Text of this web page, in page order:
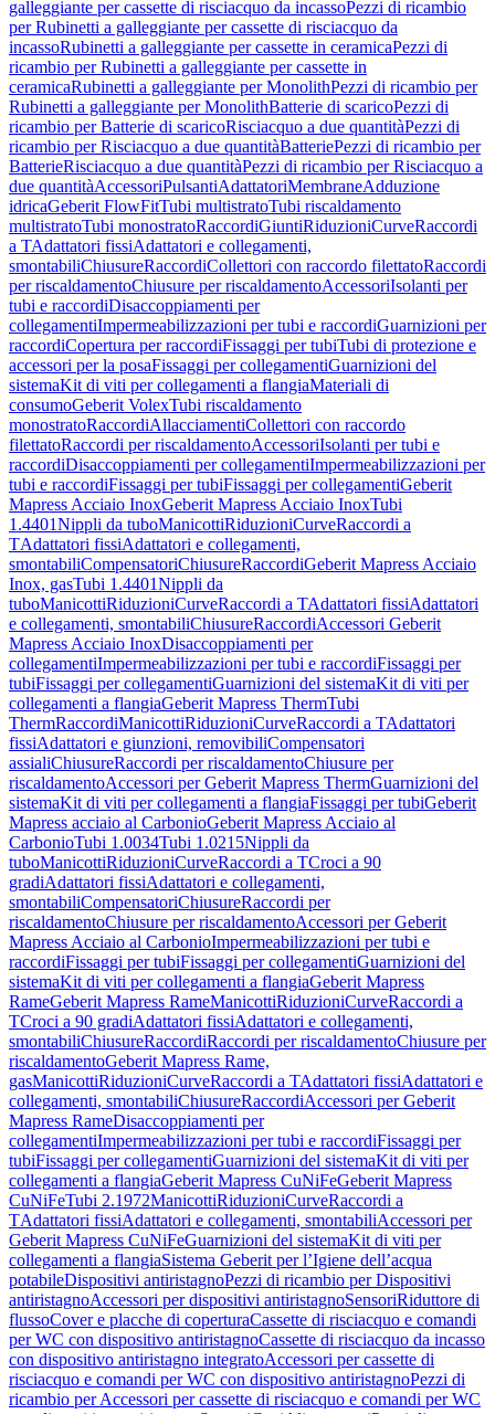
galleggiante per cassette di risciacquo da incassoPezzi di ricambio
per Rubinetti a galleggiante per cassette di risciacquo da
incassoRubinetti a galleggiante per cassette in ceramicaPezzi di
ricambio per Rubinetti a galleggiante per cassette in
ceramicaRubinetti a galleggiante per MonolithPezzi di ricambio per
Rubinetti a galleggiante per MonolithBatterie di scaricoPezzi di
ricambio per Batterie di scaricoRisciacquo a due quantitàPezzi di
ricambio per Risciacquo a due quantitàBatteriePezzi di ricambio per
BatterieRisciacquo a due quantitàPezzi di ricambio per Risciacquo a
due quantitàAccessoriPulsantiAdattatoriMembraneAdduzione
idricaGeberit FlowFitTubi multistratoTubi riscaldamento
multistratoTubi monostratoRaccordiGiuntiRiduzioniCurveRaccordi
a TAdattatori fissiAdattatori e collegamenti,
smontabiliChiusureRaccordiCollettori con raccordo filettatoRaccordi
per riscaldamentoChiusure per riscaldamentoAccessoriIsolanti per
tubi e raccordiDisaccoppiamenti per
collegamentiImpermeabilizzazioni per tubi e raccordiGuarnizioni per
raccordiCopertura per raccordiFissaggi per tubiTubi di protezione e
accessori per la posaFissaggi per collegamentiGuarnizioni del
sistemaKit di viti per collegamenti a flangiaMateriali di
consumoGeberit VolexTubi riscaldamento
monostratoRaccordiAllacciamentiCollettori con raccordo
filettatoRaccordi per riscaldamentoAccessoriIsolanti per tubi e
raccordiDisaccoppiamenti per collegamentiImpermeabilizzazioni per
tubi e raccordiFissaggi per tubiFissaggi per collegamentiGeberit
Mapress Acciaio InoxGeberit Mapress Acciaio InoxTubi
1.4401Nippli da tuboManicottiRiduzioniCurveRaccordi a
TAdattatori fissiAdattatori e collegamenti,
smontabiliCompensatoriChiusureRaccordiGeberit Mapress Acciaio
Inox, gasTubi 1.4401Nippli da
tuboManicottiRiduzioniCurveRaccordi a TAdattatori fissiAdattatori
e collegamenti, smontabiliChiusureRaccordiAccessori Geberit
Mapress Acciaio InoxDisaccoppiamenti per
collegamentiImpermeabilizzazioni per tubi e raccordiFissaggi per
tubiFissaggi per collegamentiGuarnizioni del sistemaKit di viti per
collegamenti a flangiaGeberit Mapress ThermTubi
ThermRaccordiManicottiRiduzioniCurveRaccordi a TAdattatori
fissiAdattatori e giunzioni, removibiliCompensatori
assialiChiusureRaccordi per riscaldamentoChiusure per
riscaldamentoAccessori per Geberit Mapress ThermGuarnizioni del
sistemaKit di viti per collegamenti a flangiaFissaggi per tubiGeberit
Mapress acciaio al CarbonioGeberit Mapress Acciaio al
CarbonioTubi 1.0034Tubi 1.0215Nippli da
tuboManicottiRiduzioniCurveRaccordi a TCroci a 90
gradiAdattatori fissiAdattatori e collegamenti,
smontabiliCompensatoriChiusureRaccordi per
riscaldamentoChiusure per riscaldamentoAccessori per Geberit
Mapress Acciaio al CarbonioImpermeabilizzazioni per tubi e
raccordiFissaggi per tubiFissaggi per collegamentiGuarnizioni del
sistemaKit di viti per collegamenti a flangiaGeberit Mapress
RameGeberit Mapress RameManicottiRiduzioniCurveRaccordi a
TCroci a 90 gradiAdattatori fissiAdattatori e collegamenti,
smontabiliChiusureRaccordiRaccordi per riscaldamentoChiusure per
riscaldamentoGeberit Mapress Rame,
gasManicottiRiduzioniCurveRaccordi a TAdattatori fissiAdattatori e
collegamenti, smontabiliChiusureRaccordiAccessori per Geberit
Mapress RameDisaccoppiamenti per
collegamentiImpermeabilizzazioni per tubi e raccordiFissaggi per
tubiFissaggi per collegamentiGuarnizioni del sistemaKit di viti per
collegamenti a flangiaGeberit Mapress CuNiFeGeberit Mapress
CuNiFeTubi 2.1972ManicottiRiduzioniCurveRaccordi a
TAdattatori fissiAdattatori e collegamenti, smontabiliAccessori per
Geberit Mapress CuNiFeGuarnizioni del sistemaKit di viti per
collegamenti a flangiaSistema Geberit per l’Igiene dell’acqua
potabileDispositivi antiristagnoPezzi di ricambio per Dispositivi
antiristagnoAccessori per dispositivi antiristagnoSensoriRiduttore di
flussoCover e placche di coperturaCassette di risciacquo e comandi
per WC con dispositivo antiristagnoCassette di risciacquo da incasso
con dispositivo antiristagno integratoAccessori per cassette di
risciacquo e comandi per WC con dispositivo antiristagnoPezzi di
ricambio per Accessori per cassette di risciacquo e comandi per WC